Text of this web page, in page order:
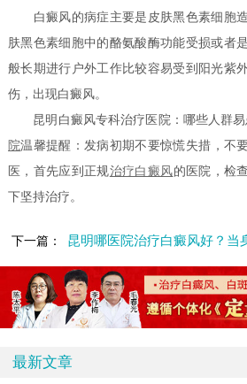
白癜风的病症主要是皮肤黑色素细胞造
肤黑色素细胞中的酪氨酸酶功能受损或者
般长期进行户外工作比较容易受到阳光紫
伤，出现白癜风。
昆明白癜风专科治疗医院：哪些人群易
院温馨提醒：发病初期不要惊慌失措，不
医，首先应到正规治疗白癜风的医院，检
下坚持治疗。
下一篇： 昆明哪医院治疗白癜风好？当身体
最新文章